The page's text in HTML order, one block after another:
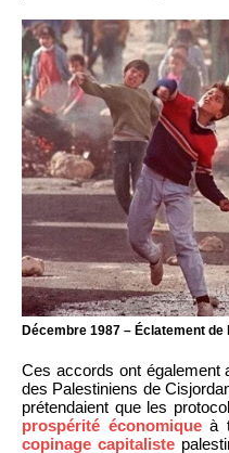
Décembre 1987 – Éclatement
Ces accords ont également
des Palestiniens de
prétendaient que les
prospérité économiqueà
copinage capitaliste